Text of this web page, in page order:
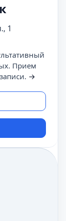
1
Прием
→